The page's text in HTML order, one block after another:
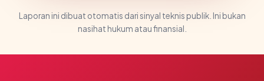
Laporan ini dibuat otomatis dari sinyal teknis publik. Ini bukan
nasihat hukum atau finansial.